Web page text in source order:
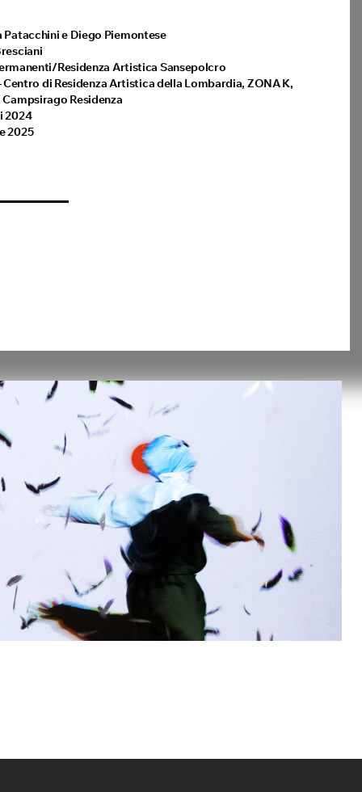
Patacchini e Diego Piemontese
Residenza Artistica Sansepolcro
di Residenza Artistica della Lombardia, ZONA K,
Residenza
2024
2025